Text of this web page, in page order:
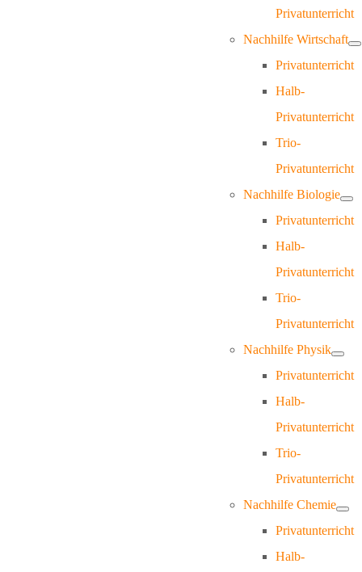
Privatunterricht
Nachhilfe Wirtschaft
Privatunterricht
Halb-
Privatunterricht
Trio-
Privatunterricht
Nachhilfe Biologie
Privatunterricht
Halb-
Privatunterricht
Trio-
Privatunterricht
Nachhilfe Physik
Privatunterricht
Halb-
Privatunterricht
Trio-
Privatunterricht
Nachhilfe Chemie
Privatunterricht
Halb-